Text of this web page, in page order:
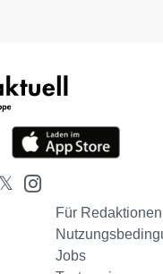
Für Redaktionen
Jobs